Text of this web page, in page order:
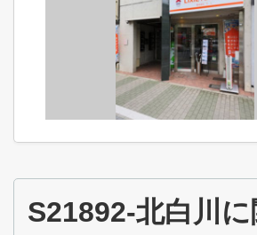
S21892-北白川